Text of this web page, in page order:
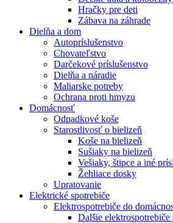
Hračky pre deti
Zábava na záhrade
Dielňa a dom
Autopríslušenstvo
Chovateľstvo
Darčekové príslušenstvo
Dielňa a náradie
Maliarske potreby
Ochrana proti hmyzu
Domácnosť
Odpadkové koše
Starostlivosť o bielizeň
Koše na bielizeň
Sušiaky na bielizeň
Vešiaky, štipce a iné
Žehliace dosky
Upratovanie
Elektrické spotrebiče
Elektrospotrebiče do
Dalšie elektrospotrebiče